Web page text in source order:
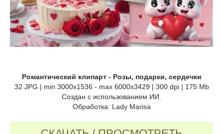
Романтический клипарт - Розы, подарки, сердечки
32 JPG | min 3000x1536 - max 6000x3429 | 300 dpi | 175 Mb
Создан с использованием ИИ.
Обработка: Lady Marisa